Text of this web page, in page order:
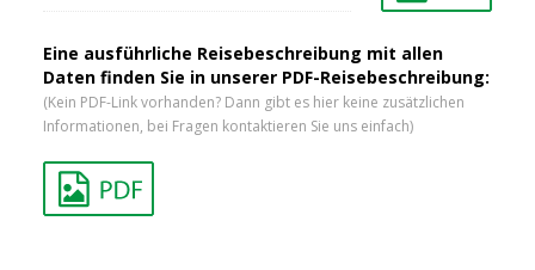
Eine ausführliche Reisebeschreibung mit allen
Daten finden Sie in unserer PDF-Reisebeschreibung:
(Kein PDF-Link vorhanden? Dann gibt es hier keine zusätzlichen
Informationen, bei Fragen kontaktieren Sie uns einfach)